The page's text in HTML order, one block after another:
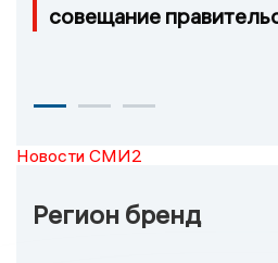
совещание
Новости СМИ2
Регион бренд